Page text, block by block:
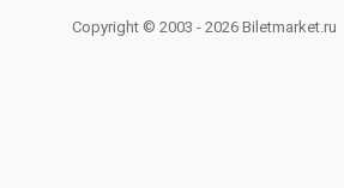
Copyright © 2003 - 2026 Biletmarket.ru